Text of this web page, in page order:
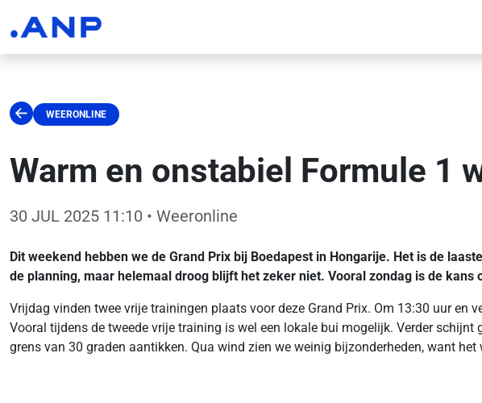
WEERONLINE
Warm en onstabiel Formule 1
30 JUL 2025 11:10 • Weeronline
Dit weekend hebben we de Grand Prix bij Boedapest in Hongarije. Het is de
de planning, maar helemaal droog blijft het zeker niet. Vooral zondag is de kans
Vrijdag vinden twee vrije trainingen plaats voor deze Grand Prix. Om 13:30 uur en
Vooral tijdens de tweede vrije training is wel een lokale bui mogelijk. Verder
grens van 30 graden aantikken. Qua wind zien we weinig bijzonderheden, want